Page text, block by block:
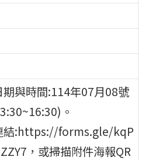
期與時間:114年07月08號
。
結:https://forms.gle/kqP
，或掃描附件海報QR